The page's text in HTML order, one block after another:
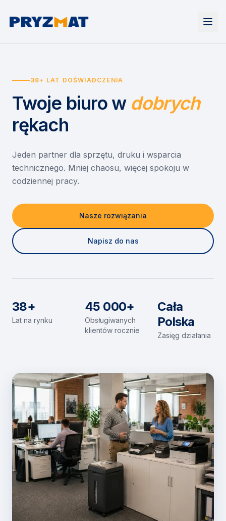
Urządzenia
Drukarki i urządzenia wielofunkcyjne
Etykiety i identyfikacja
Skanery i obieg dokumentów
Monitory interaktywne
Niszczarki dokumentów
Wynajem drukarek
Wynajem urządzeń biurowych
Asystent druku
EZD RP
Misja szkoła
Serwis
O nas
Kontakt
38+ LAT DOŚWIADCZENIA
Twoje biuro w dobrych
rękach
Jeden partner dla sprzętu, druku i wsparcia
technicznego. Mniej chaosu, więcej spokoju w
codziennej pracy.
Nasze rozwiązania
Napisz do nas
38+
Lat na rynku
45 000+
Obsługiwanych
klientów rocznie
Cała
Polska
Zasięg działania